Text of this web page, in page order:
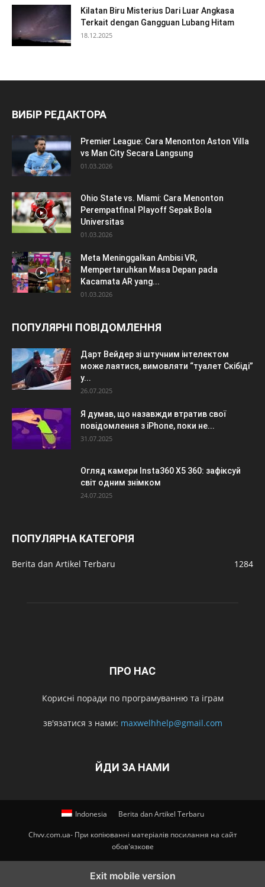
Kilatan Biru Misterius Dari Luar Angkasa
Terkait dengan Gangguan Lubang Hitam
18.12.2025
ВИБІР РЕДАКТОРА
Premier League: Cara Menonton Aston Villa
vs Man City Secara Langsung
01.03.2026
Ohio State vs. Miami: Cara Menonton
Perempatfinal Playoff Sepak Bola
Universitas
01.03.2026
Meta Meninggalkan Ambisi VR,
Mempertaruhkan Masa Depan pada
Kacamata AR yang...
01.03.2026
ПОПУЛЯРНІ ПОВІДОМЛЕННЯ
Дарт Вейдер зі штучним інтелектом
може лаятися, вимовляти “туалет Скібіді”
у...
26.07.2025
Я думав, що назавжди втратив свої
повідомлення з iPhone, поки не...
31.07.2025
Огляд камери Insta360 X5 360: зафіксуй
світ одним знімком
24.07.2025
ПОПУЛЯРНА КАТЕГОРІЯ
Berita dan Artikel Terbaru 1284
ПРО НАС
Корисні поради по програмуванню та іграм
зв'язатися з нами: maxwelhhelp@gmail.com
ЙДИ ЗА НАМИ
Indonesia Berita dan Artikel Terbaru
Chvv.com.ua- При копіюванні матеріалів посилання на сайт
обов'язкове
Exit mobile version